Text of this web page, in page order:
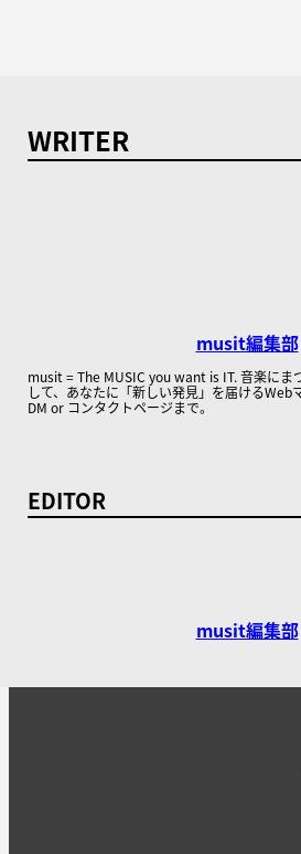
WRITER
musit編集部
musit = The MUSIC you want is IT. 音楽にま
して、あなたに「新しい発見」を届けるWeb
DM or コンタクトページまで。
EDITOR
musit編集部